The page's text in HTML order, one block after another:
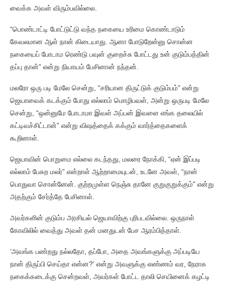
வைக்க அவள் விரும்பவில்லை.
“பொண்டாட்டி போட்டுட்டு வந்த நகையை உரிமை கொண்டாடும்
கேவலமான ஆள் நான் கிடையாது. ஆனா போடுறேன்னு சொன்ன
நகையைப் போடாம ரெண்டு பவுன் குறைச்சு போட்டது உன் குடும்பத்தின்
தப்பு தான்” என்று நியாயம் பேசினான் நந்தன்.
மலரோ ஒரு படி மேலே சென்று, “சரியான திருட்டுக் குடும்பம்” என்று
ஜெயாவைக் கடக்கும் போது எல்லாம் மொழிபவள், அன்று ஒருபடி மேலே
சென்று, “ஒன்னுமே போடாமா இவள் அப்பன் இவளை எங்க தலையில்
கட்டிவச்சிட்டான்” என்று விஷத்தைக் கக்கும் வார்த்தைகளைக்
கூறினாள்.
ஜெயாவின் பொறுமை எல்லை கடந்தது, மலரை நோக்கி, “ஏன் இப்படி
எல்லாம் பேசுற மலர்” என்றாள் ஆற்றாமையுடன், உடனே அவள், “நான்
பொதுவா சொன்னேன். குற்றமுள்ள நெஞ்சு தானே குறுகுறுக்கும்” என்று
அதற்கும் சேர்த்தே பேசினாள்.
அவர்களின் குடும்ப அரசியல் ஜெயாவிற்கு புரிபடவில்லை. ஒருநாள்
கோவிலில் வைத்து அவள் தன் மனதுடன் பேச ஆரம்பித்தாள்.
‘அவங்க பண்றது நல்லதோ, தப்போ, அதை அவங்களுக்கு அப்படியே
நான் திருப்பி செய்தா என்ன?’ என்று அவளுக்கு எண்ணம் வர, நேராக
நகைக்கடைக்கு சென்றவள், அவர்கள் போட்ட தாலி செயினைக் கழட்டி